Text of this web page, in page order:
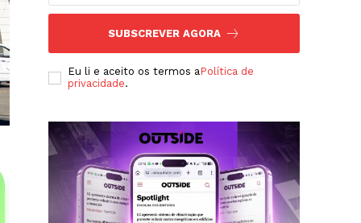
SUBSCREVER AGORA
Eu li e aceito os termos aPolítica de
privacidade.